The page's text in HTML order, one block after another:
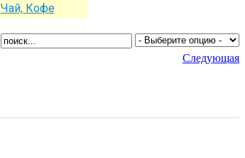
Чай, Кофе
Следующая